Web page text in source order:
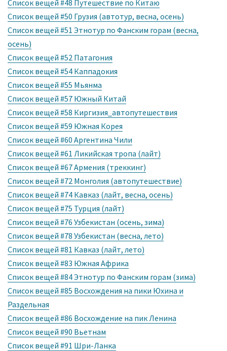
Список вещей #48 Путешествие по Китаю
Список вещей #50 Грузия (автотур, весна, осень)
Список вещей #51 Этнотур по Фанским горам (весна,
осень)
Список вещей #52 Патагония
Список вещей #54 Каппадокия
Список вещей #55 Мьянма
Список вещей #57 Южный Китай
Список вещей #58 Киргизия_автопутешествия
Список вещей #59 Южная Корея
Список вещей #60 Аргентина Чили
Список вещей #61 Ликийская тропа (лайт)
Список вещей #67 Армения (треккинг)
Список вещей #72 Монголия (автопутешествие)
Список вещей #74 Кавказ (лайт, весна, осень)
Список вещей #75 Турция (лайт)
Список вещей #76 Узбекистан (осень, зима)
Список вещей #78 Узбекистан (весна, лето)
Список вещей #81 Кавказ (лайт, лето)
Список вещей #83 Южная Африка
Список вещей #84 Этнотур по Фанским горам (зима)
Список вещей #85 Восхождения на пики Юхина и
Раздельная
Список вещей #86 Восхождение на пик Ленина
Список вещей #90 Вьетнам
Список вещей #91 Шри-Ланка